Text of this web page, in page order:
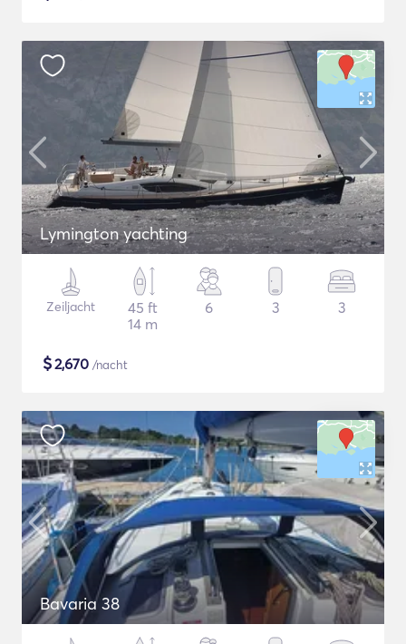
Lymington yachting
Zeiljacht
45 ft
14 m
6 3 3
$2,670 /nacht
Bavaria 38